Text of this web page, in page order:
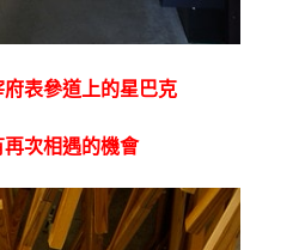
表參道上的星巴克
次相遇的機會